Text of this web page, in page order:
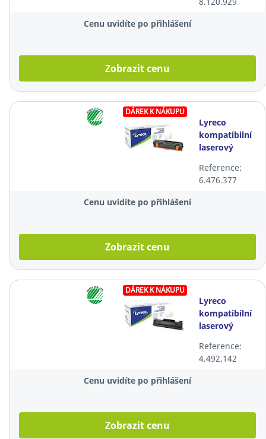
MLT-D116L
Cenu uvidíte po přihlášení
Zobrazit cenu
DÁREK K NÁKUPU
Lyreco
kompatibilní
laserový
131A
(CF210A),
Reference:
6.476.377
Cenu uvidíte po přihlášení
Zobrazit cenu
DÁREK K NÁKUPU
Lyreco
kompatibilní
laserový
(CB436A),
černý
Reference:
4.492.142
Cenu uvidíte po přihlášení
Zobrazit cenu